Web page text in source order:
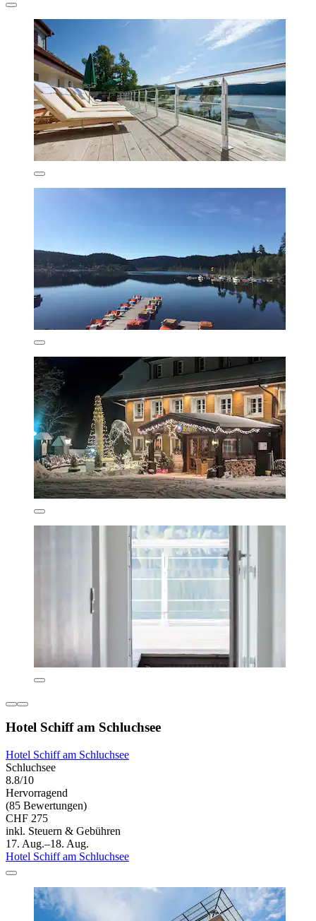
Hotel Schiff am Schluchsee
Hotel Schiff am Schluchsee
Schluchsee
8.8/10
Hervorragend
(85 Bewertungen)
CHF 275
inkl. Steuern & Gebühren
17. Aug.–18. Aug.
Hotel Schiff am Schluchsee